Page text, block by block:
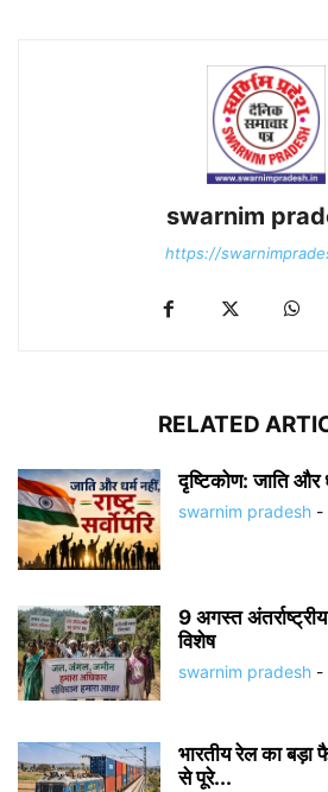
swarnim
https://
RELATED
दृष्टिकोण: जाति और
swarnim pradesh -
9 अगस्त
विशेष
swarnim pradesh -
भारतीय रेल का
से पूरे...